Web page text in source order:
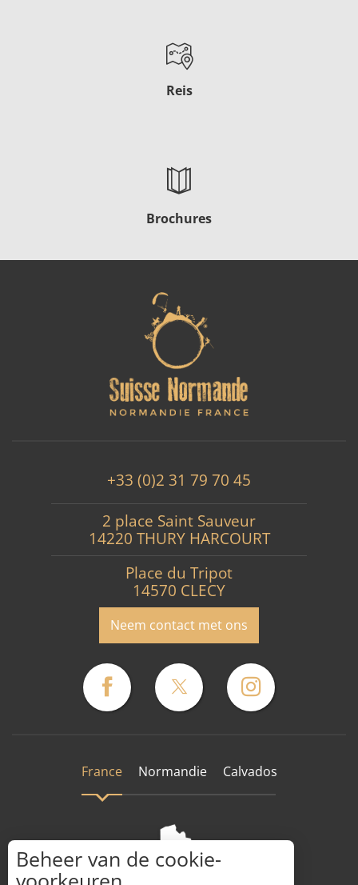
Reis
Brochures
+33 (0)2 31 79 70 45
2 place Saint Sauveur
14220 THURY HARCOURT
Place du Tripot
14570 CLECY
Neem contact met ons
France Normandie Calvados
Beheer van de cookie-